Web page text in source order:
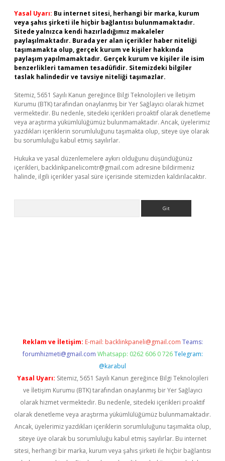
Yasal Uyarı: Bu internet sitesi, herhangi bir marka, kurum
veya şahıs şirketi ile hiçbir bağlantısı bulunmamaktadır.
Sitede yalnızca kendi hazırladığımız makaleler
paylaşılmaktadır. Burada yer alan içerikler haber niteliği
taşımamakta olup, gerçek kurum ve kişiler hakkında
paylaşım yapılmamaktadır. Gerçek kurum ve kişiler ile isim
benzerlikleri tamamen tesadüfidir. Sitemizdeki bilgiler
taslak halindedir ve tavsiye niteliği taşımazlar.
Sitemiz, 5651 Sayılı Kanun gereğince Bilgi Teknolojileri ve İletişim
Kurumu (BTK) tarafından onaylanmış bir Yer Sağlayıcı olarak hizmet
vermektedir. Bu nedenle, sitedeki içerikleri proaktif olarak denetleme
veya araştırma yükümlülüğümüz bulunmamaktadır. Ancak, üyelerimiz
yazdıkları içeriklerin sorumluluğunu taşımakta olup, siteye üye olarak
bu sorumluluğu kabul etmiş sayılırlar.
Hukuka ve yasal düzenlemelere aykırı olduğunu düşündüğünüz
içerikleri, backlinkpanelicomtr@gmail.com adresine bildirmeniz
halinde, ilgili içerikler yasal süre içerisinde sitemizden kaldırılacaktır.
Reklam ve İletişim: E-mail: backlinkpaneli@gmail.com Teams:
forumhizmeti@gmail.com Whatsapp: 0262 606 0 726 Telegram:
@karabul
Yasal Uyarı: Sitemiz, 5651 Sayılı Kanun gereğince Bilgi Teknolojileri
ve İletişim Kurumu (BTK) tarafından onaylanmış bir Yer Sağlayıcı
olarak hizmet vermektedir. Bu nedenle, sitedeki içerikleri proaktif
olarak denetleme veya araştırma yükümlülüğümüz bulunmamaktadır.
Ancak, üyelerimiz yazdıkları içeriklerin sorumluluğunu taşımakta olup,
siteye üye olarak bu sorumluluğu kabul etmiş sayılırlar. Bu internet
sitesi, herhangi bir marka, kurum veya şahıs şirketi ile hiçbir bağlantısı